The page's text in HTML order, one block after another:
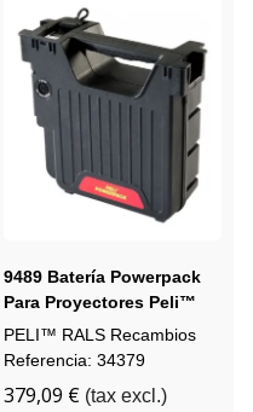
9489 Batería Powerpack
Para Proyectores Peli™
RALS 9480 / 9490
PELI™ RALS Recambios
Referencia: 34379
379,09 € (tax excl.)